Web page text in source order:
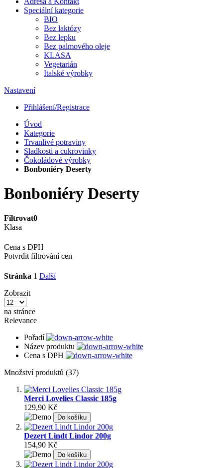
Speciální kategorie
BIO
Bez laktózy
Bez lepku
Bez palmového oleje
KLASA
Vegetarián
Italské výrobky
Nastavení
Přihlášení/Registrace
Úvod
Kategorie
Trvanlivé potraviny
Sladkosti a cukrovinky
Čokoládové výrobky
Bonboniéry Deserty
Bonboniéry Deserty
Filtrovat0
Klasa
Cena s DPH
Potvrdit filtrování cen
Stránka 1 Další
Zobrazit
na stránce
Relevance
Pořadí
Název produktu
Cena s DPH
Množství produktů (37)
Merci Lovelies Classic 185g
129,90 Kč
Do košíku
Dezert Lindt Lindor 200g
154,90 Kč
Do košíku